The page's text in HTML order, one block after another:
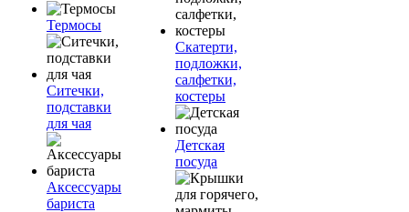
Термосы
Ситечки,
подставки
для чая
Аксессуары
бариста
Скатерти,
подложки,
салфетки,
костеры
Детская
посуда